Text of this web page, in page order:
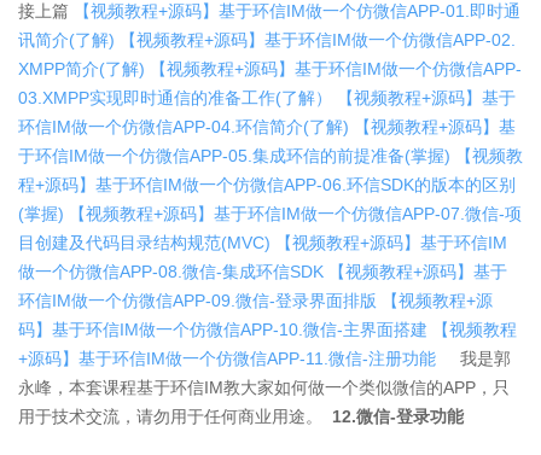
接上篇
【视频教程+源码】基于环信IM做一个仿微信APP-01.即时通
讯简介(了解)
【视频教程+源码】基于环信IM做一个仿微信APP-02.
XMPP简介(了解)
【视频教程+源码】基于环信IM做一个仿微信APP-
03.XMPP实现即时通信的准备工作(了解）
【视频教程+源码】基于
环信IM做一个仿微信APP-04.环信简介(了解)
【视频教程+源码】基
于环信IM做一个仿微信APP-05.集成环信的前提准备(掌握)
【视频教
程+源码】基于环信IM做一个仿微信APP-06.环信SDK的版本的区别
(掌握)
【视频教程+源码】基于环信IM做一个仿微信APP-07.微信-项
目创建及代码目录结构规范(MVC)
【视频教程+源码】基于环信IM
做一个仿微信APP-08.微信-集成环信SDK
【视频教程+源码】基于
环信IM做一个仿微信APP-09.微信-登录界面排版
【视频教程+源
码】基于环信IM做一个仿微信APP-10.微信-主界面搭建
【视频教程
+源码】基于环信IM做一个仿微信APP-11.微信-注册功能 我是郭
永峰，本套课程基于环信IM教大家如何做一个类似微信的APP，只
用于技术交流，请勿用于任何商业用途。​ 12.微信-登录功能